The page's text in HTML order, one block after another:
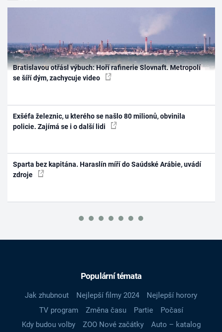
Bratislavou otřásl výbuch: Hoří rafinerie Slovnaft. Metropolí
se šíří dým, zachycuje video
Exšéfa železnic, u kterého se našlo 80 milionů, obvinila
policie. Zajímá se i o další lidi
Sparta bez kapitána. Haraslín míří do Saúdské Arábie, uvádí
zdroje
Populární témata
Jak zhubnout Nejlepší filmy 2024
Nejlepší horory
TV program
Změna času Partie
Počasí
Kdy budou volby
ZOO Nové začátky
Auto – katalog